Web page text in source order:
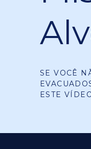
SE VOCÊ
ESTE